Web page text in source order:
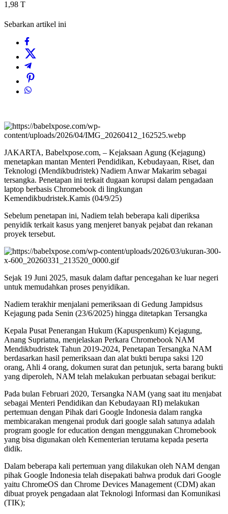
1,98 T
Sebarkan artikel ini
JAKARTA, Babelxpose.com, – Kejaksaan Agung (Kejagung)
menetapkan mantan Menteri Pendidikan, Kebudayaan, Riset, dan
Teknologi (Mendikbudristek) Nadiem Anwar Makarim sebagai
tersangka. Penetapan ini terkait dugaan korupsi dalam pengadaan
laptop berbasis Chromebook di lingkungan
Kemendikbudristek.Kamis (04/9/25)
Sebelum penetapan ini, Nadiem telah beberapa kali diperiksa
penyidik terkait kasus yang menjeret banyak pejabat dan rekanan
proyek tersebut.
Sejak 19 Juni 2025, masuk dalam daftar pencegahan ke luar negeri
untuk memudahkan proses penyidikan.
Nadiem terakhir menjalani pemeriksaan di Gedung Jampidsus
Kejagung pada Senin (23/6/2025) hingga ditetapkan Tersangka
Kepala Pusat Penerangan Hukum (Kapuspenkum) Kejagung,
Anang Supriatna, menjelaskan Perkara Chromebook NAM
Mendikbudristek Tahun 2019-2024, Penetapan Tersangka NAM
berdasarkan hasil pemeriksaan dan alat bukti berupa saksi 120
orang, Ahli 4 orang, dokumen surat dan petunjuk, serta barang bukti
yang diperoleh, NAM telah melakukan perbuatan sebagai berikut:
Pada bulan Februari 2020, Tersangka NAM (yang saat itu menjabat
sebagai Menteri Pendidikan dan Kebudayaan RI) melakukan
pertemuan dengan Pihak dari Google Indonesia dalam rangka
membicarakan mengenai produk dari google salah satunya adalah
program google for education dengan menggunakan Chromebook
yang bisa digunakan oleh Kementerian terutama kepada peserta
didik.
Dalam beberapa kali pertemuan yang dilakukan oleh NAM dengan
pihak Google Indonesia telah disepakati bahwa produk dari Google
yaitu ChromeOS dan Chrome Devices Management (CDM) akan
dibuat proyek pengadaan alat Teknologi Informasi dan Komunikasi
(TIK);